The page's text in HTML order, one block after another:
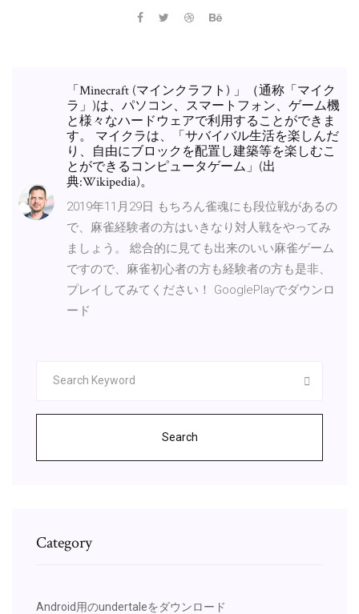
「Minecraft (マインクラフト) 」（通称「マイク
ラ」)は、パソコン、スマートフォン、ゲーム機
と様々なハードウェアで利用することができま
す。 マイクラは、「サバイバル生活を楽しんだ
り、自由にブロックを配置し建築等を楽しむこ
とができるコンピュータゲーム」(出
典:Wikipedia)。
2019年11月29日 もちろん雀魂にも段位戦があるの
で、麻雀経験者の方はいきなり対人戦をやってみ
ましょう。 総合的に見ても出来のいい麻雀ゲーム
ですので、麻雀初心者の方も経験者の方も是非、
プレイしてみてください！ GooglePlayでダウンロ
ード
Search
Category
Android用のundertaleをダウンロード